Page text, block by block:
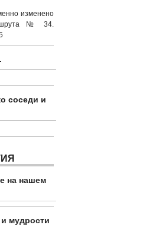
изменено
№ 34.
соседи и
на нашем
мудрости